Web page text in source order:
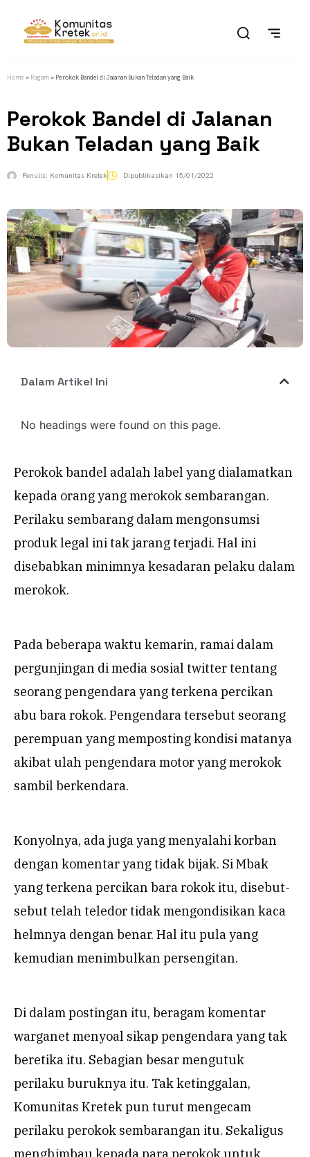
Home » Ragam » Perokok Bandel di Jalanan Bukan Teladan yang Baik
Perokok Bandel di Jalanan
Bukan Teladan yang Baik
Penulis: Komunitas Kretek Dipublikasikan 15/01/2022
Dalam Artikel Ini
No headings were found on this page.
Perokok bandel adalah label yang dialamatkan
kepada orang yang merokok sembarangan.
Perilaku sembarang dalam mengonsumsi
produk legal ini tak jarang terjadi. Hal ini
disebabkan minimnya kesadaran pelaku dalam
merokok.
Pada beberapa waktu kemarin, ramai dalam
pergunjingan di media sosial twitter tentang
seorang pengendara yang terkena percikan
abu bara rokok. Pengendara tersebut seorang
perempuan yang memposting kondisi matanya
akibat ulah pengendara motor yang merokok
sambil berkendara.
Konyolnya, ada juga yang menyalahi korban
dengan komentar yang tidak bijak. Si Mbak
yang terkena percikan bara rokok itu, disebut-
sebut telah teledor tidak mengondisikan kaca
helmnya dengan benar. Hal itu pula yang
kemudian menimbulkan persengitan.
Di dalam postingan itu, beragam komentar
warganet menyoal sikap pengendara yang tak
beretika itu. Sebagian besar mengutuk
perilaku buruknya itu. Tak ketinggalan,
Komunitas Kretek pun turut mengecam
perilaku perokok sembarangan itu. Sekaligus
menghimbau kepada para perokok untuk